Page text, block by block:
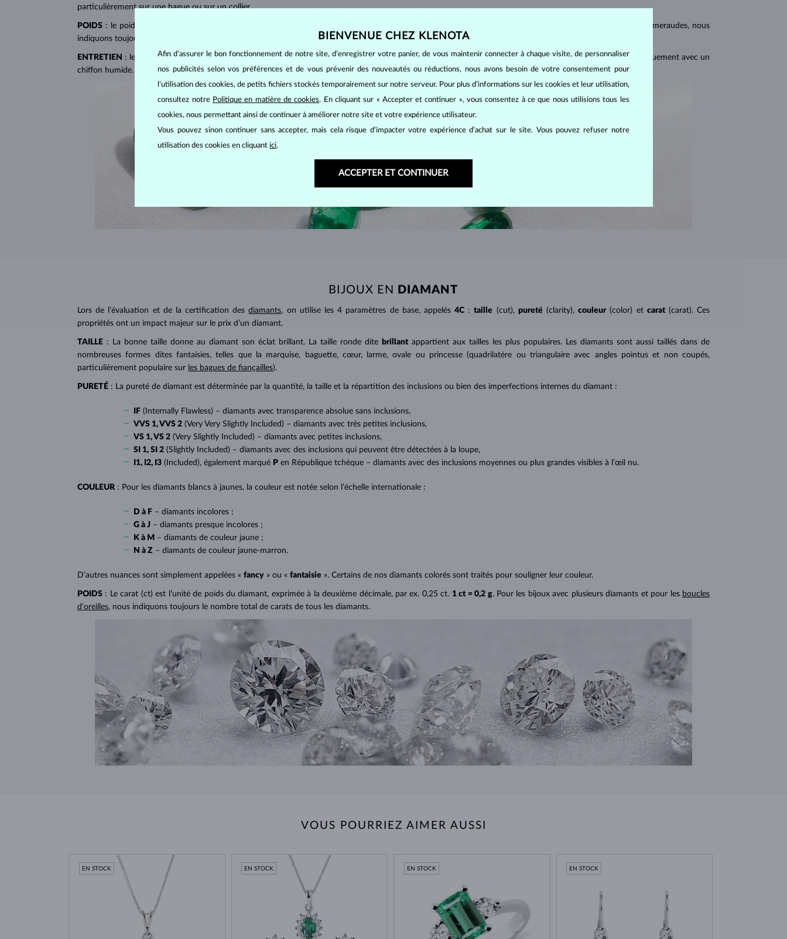
particulièrement sur unebagueou sur uncollier.
POIDS : le poids d'une émeraude s’indique en carats (ct) avec 2 décimales -
et les bijoux qui comportent plusieurs émeraudes, nous
indiquons toujours le nombre total de carats de toutes les pierres.
ENTRETIEN : les émeraudes sontfragiles et assezsensibles, elles doivent donc éviter tout choc ou eau très chaude. Le nettoyage doit idéalement se faire uniquement avec un
chiffon humide. Pour un nettoyage plus complet, vous pouvez frotter la pierre avec un coton-tige trempé dans de l'huile.
BIJOUX EN DIAMANT
Lors de l’évaluation et de la certification desdiamants, on utilise les 4 paramètres de base, appelés 4C : taille (cut), pureté (clarity), couleur (color) et carat (carat). Ces
propriétés ont un impact majeur sur le prix d’un diamant.
TAILLE : La bonne taille donne au diamant son éclat brillant. La taille ronde dite brillant appartient aux tailles les plus populaires. Les diamants sont aussi taillés dans de
nombreuses formes dites fantaisies, telles que la marquise, baguette, cœur, larme, ovale ou princesse (quadrilatère ou triangulaire avec angles pointus et non coupés,
particulièrement populaire sur les bagues de fiançailles).
PURETÉ : La pureté de diamant est déterminée par la quantité, la taille et la répartition des inclusions ou bien des imperfections internes du diamant :
IF (Internally Flawless) – diamants avec transparence absolue sans inclusions,
VVS 1, VVS 2 (Very Very Slightly Included) – diamants avec très petites inclusions,
VS 1, VS 2 (Very Slightly Included) – diamants avec petites inclusions,
SI 1, SI 2 (Slightly Included) – diamants avec des inclusions qui peuvent être détectées à la loupe,
I1, I2, I3 (Included), également marqué P en République tchèque – diamants avec des inclusions moyennes ou plus grandes visibles à l’œil nu.
COULEUR : Pour les diamants blancs à jaunes, la couleur est notée selon l’échelle internationale :
D à F – diamants incolores ;
G à J – diamants presque incolores ;
K à M – diamants de couleur jaune ;
N à Z – diamants de couleur jaune-marron.
D’autres nuances sont simplement appelées « fancy » ou « fantaisie ». Certains de nos diamants colorés sont traités pour souligner leur couleur.
POIDS : Le carat (ct) est l’unité de poids du diamant, exprimée à la deuxième décimale, par ex. 0,25 ct. 1 ct = 0,2 g. Pour les bijoux avec plusieurs diamants et pour les boucles
d’oreilles, nous indiquons toujours le nombre total de carats de tous les diamants.
VOUS POURRIEZ AIMER AUSSI
EN STOCK EN STOCK EN STOCK EN STOCK
BIENVENUE CHEZ KLENOTA
Afin d’assurer le bon fonctionnement de notre site, d’enregistrer votre panier, de vous maintenir connecter à chaque visite, de personnaliser
nos publicités selon vos préférences et de vous prévenir des nouveautés ou réductions, nous avons besoin de votre consentement pour
l’utilisation des cookies, de petits fichiers stockés temporairement sur notre serveur. Pour plus d’informations sur les cookies et leur utilisation,
consultez notre Politique en matière de cookies. En cliquant sur « Accepter et continuer », vous consentez à ce que nous utilisions tous les
cookies, nous permettant ainsi de continuer à améliorer notre site et votre expérience utilisateur.
Vous pouvez sinon continuer sans accepter, mais cela risque d’impacter votre expérience d’achat sur le site. Vous pouvez refuser notre
utilisation des cookies en cliquantici.
ACCEPTER ET CONTINUER